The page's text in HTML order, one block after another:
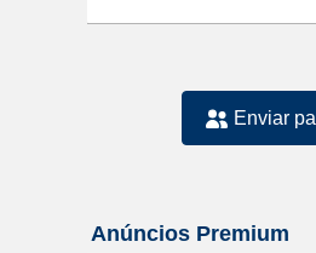
Enviar
Anúncios Premium